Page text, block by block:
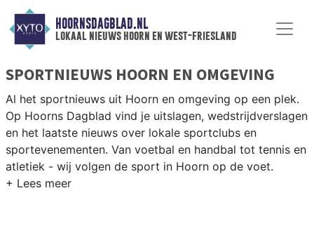
HOORNSDAGBLAD.NL
lokaal nieuws hoorn en west-friesland
SPORTNIEUWS HOORN EN OMGEVING
Al het sportnieuws uit Hoorn en omgeving op een plek.
Op Hoorns Dagblad vind je uitslagen, wedstrijdverslagen
en het laatste nieuws over lokale sportclubs en
sportevenementen. Van voetbal en handbal tot tennis en
atletiek - wij volgen de sport in Hoorn op de voet.